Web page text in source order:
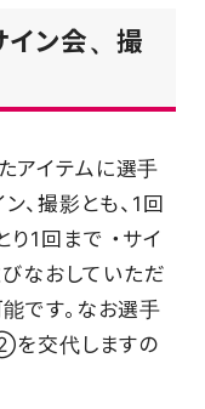
ン会、撮
アイテムに選手
、撮影とも、1回
1回まで ・サイ
なおしていただ
です。なお選手
交代しますの